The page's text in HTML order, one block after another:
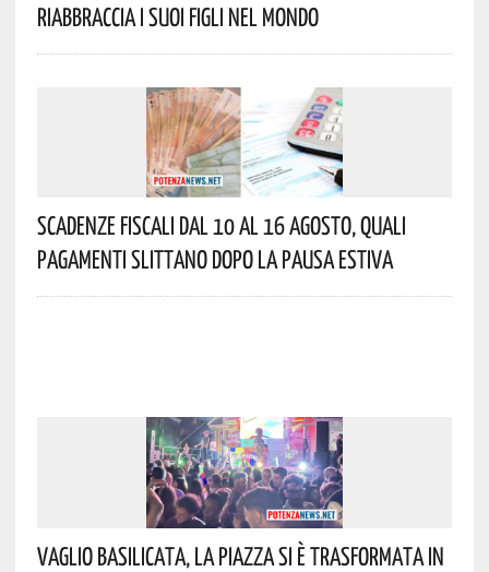
Riabbraccia I Suoi Figli Nel Mondo
Scadenze Fiscali Dal 10 Al 16 Agosto, Quali
Pagamenti Slittano Dopo La Pausa Estiva
Vaglio Basilicata, La Piazza Si È Trasformata In